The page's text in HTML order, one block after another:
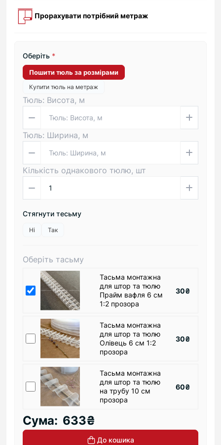
Прорахувати потрібний метраж
Оберіть *
Пошити тюль за розмірами
Купити тюль на метраж
Тюль: Висота, м
Тюль: Ширина, м
Кількість однакового тюлю, шт
Стягнути тесьму
Ні Так
Оберіть тасьму
Тасьма монтажна
для штор та тюлю
Прайм вафля 6 см
1:2 прозора
30₴
Тасьма монтажна
для штор та тюлю
Олівець 6 см 1:2
прозора
30₴
Тасьма монтажна
для штор та тюлю
на трубу 10 см
прозора
60₴
Сума: 633₴
До кошика